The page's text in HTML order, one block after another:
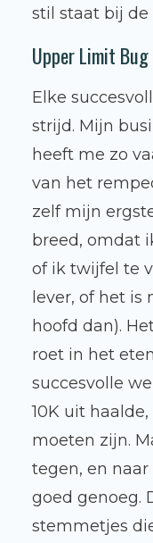
stil staat bij
Upper Limit Bug
Elke
strijd. Mijn
heeft me zo
van het
zelf mijn
breed, omdat
of ik twijfel te
lever, of het
hoofd dan).
roet in het
succesvolle
10K uit
moeten zijn.
tegen, en
goed genoeg.
stemmetjes